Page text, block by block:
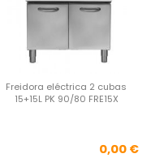
Freidora eléctrica 2 cubas
15+15L PK 90/80 FRE15X
0,00 €